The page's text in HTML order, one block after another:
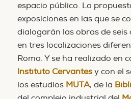
espacio público. La
exposiciones en las que se
dialogarán las obras de seis
en tres localizaciones
Roma. Y se ha realizado en
Instituto Cervantesy con el
los estudios MUTA, de la